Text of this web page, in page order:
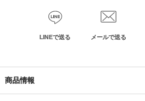
LINEで送る メールで送る
商品情報